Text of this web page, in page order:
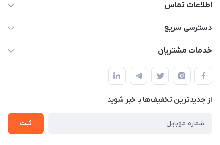
اطلاعات تماس
09165044753
دسترسی سریع
حساب کاربری
لیست محصولات
درباره ما
خدمات مشتریان
قوانین و مقررات
حریم خصوصی
راهنما
از جدید‌ترین تخفیف‌ها با‌ خبر شوید
ثبت